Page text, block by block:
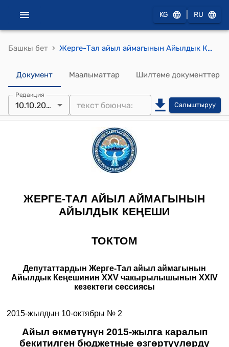
KG RU
Башкы бет › Жерге-Тал айыл аймагынын Айылдык Кеңешинин 2015-жылдын 10-октябрындагы № 2 "Айыл өкмөтүнүн 2015-жылга каралып бекитилген бюджетные өзгөртүүлөрдү киргизүү жөнүндө" токтому
Документ Маалыматтар Шилтеме документтер
Редакция
10.10.2015 Салыштыруу